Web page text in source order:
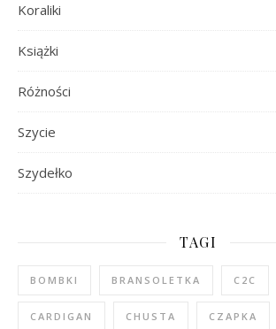
Koraliki
Książki
Różności
Szycie
Szydełko
TAGI
BOMBKI BRANSOLETKA C2C
CARDIGAN CHUSTA CZAPKA